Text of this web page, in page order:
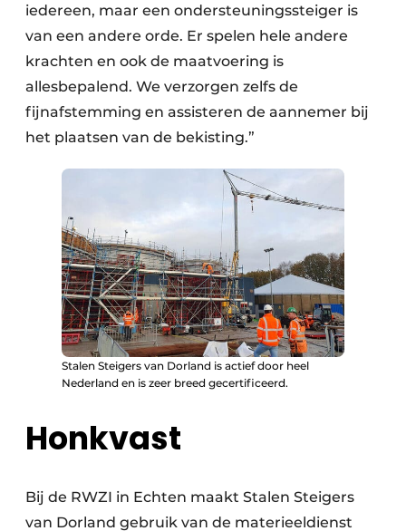
iedereen, maar een ondersteuningssteiger is
van een andere orde. Er spelen hele andere
krachten en ook de maatvoering is
allesbepalend. We verzorgen zelfs de
fijnafstemming en assisteren de aannemer bij
het plaatsen van de bekisting.”
Stalen Steigers van Dorland is actief door heel
Nederland en is zeer breed gecertificeerd.
Honkvast
Bij de RWZI in Echten maakt Stalen Steigers
van Dorland gebruik van de materieeldienst